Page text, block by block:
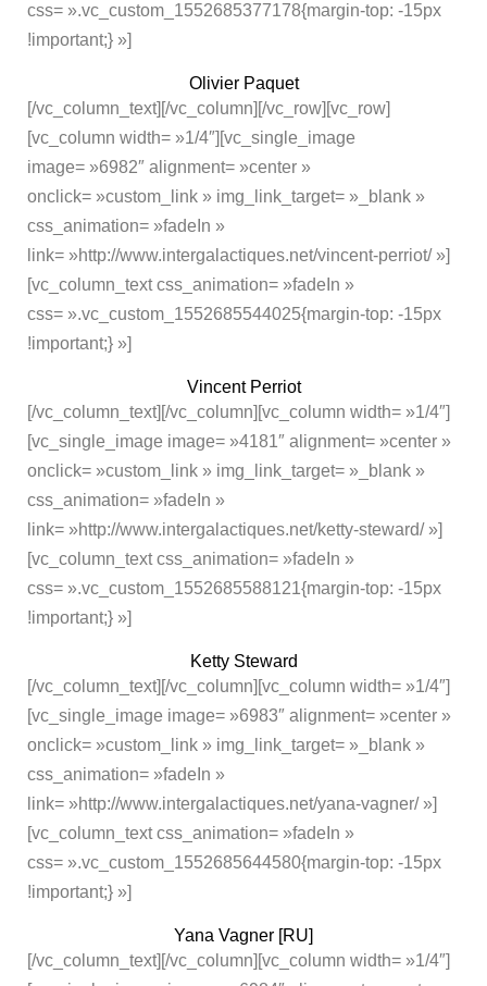
css= ».vc_custom_1552685377178{margin-top: -15px
!important;} »]
Olivier Paquet
[/vc_column_text][/vc_column][/vc_row][vc_row]
[vc_column width= »1/4″][vc_single_image
image= »6982″ alignment= »center »
onclick= »custom_link » img_link_target= »_blank »
css_animation= »fadeIn »
link= »http://www.intergalactiques.net/vincent-perriot/ »]
[vc_column_text css_animation= »fadeIn »
css= ».vc_custom_1552685544025{margin-top: -15px
!important;} »]
Vincent Perriot
[/vc_column_text][/vc_column][vc_column width= »1/4″]
[vc_single_image image= »4181″ alignment= »center »
onclick= »custom_link » img_link_target= »_blank »
css_animation= »fadeIn »
link= »http://www.intergalactiques.net/ketty-steward/ »]
[vc_column_text css_animation= »fadeIn »
css= ».vc_custom_1552685588121{margin-top: -15px
!important;} »]
Ketty Steward
[/vc_column_text][/vc_column][vc_column width= »1/4″]
[vc_single_image image= »6983″ alignment= »center »
onclick= »custom_link » img_link_target= »_blank »
css_animation= »fadeIn »
link= »http://www.intergalactiques.net/yana-vagner/ »]
[vc_column_text css_animation= »fadeIn »
css= ».vc_custom_1552685644580{margin-top: -15px
!important;} »]
Yana Vagner [RU]
[/vc_column_text][/vc_column][vc_column width= »1/4″]